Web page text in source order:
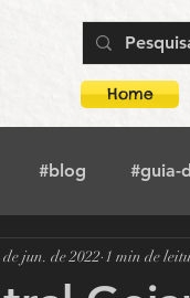
Home
#blog #guia-
no-crimeia
de jun. de 2022 1 min de